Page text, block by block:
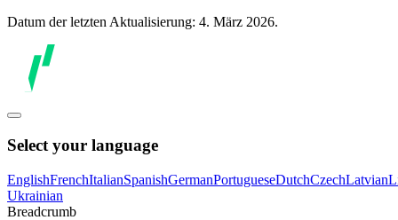
Datum der letzten Aktualisierung: 4. März 2026.
Select your language
EnglishFrenchItalianSpanishGermanPortugueseDutchCzechLatvian
Ukrainian
Breadcrumb